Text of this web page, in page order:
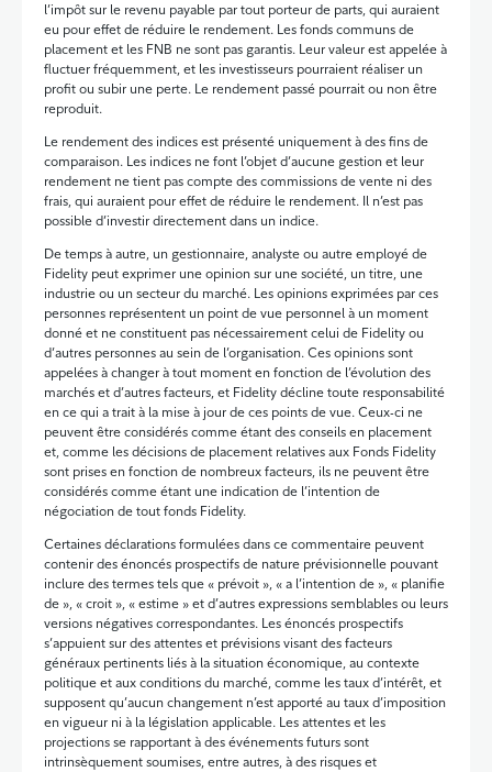
l’impôt sur le revenu payable par tout porteur de parts, qui auraient
eu pour effet de réduire le rendement. Les fonds communs de
placement et les FNB ne sont pas garantis. Leur valeur est appelée à
fluctuer fréquemment, et les investisseurs pourraient réaliser un
profit ou subir une perte. Le rendement passé pourrait ou non être
reproduit.
Le rendement des indices est présenté uniquement à des fins de
comparaison. Les indices ne font l’objet d’aucune gestion et leur
rendement ne tient pas compte des commissions de vente ni des
frais, qui auraient pour effet de réduire le rendement. Il n’est pas
possible d’investir directement dans un indice.
De temps à autre, un gestionnaire, analyste ou autre employé de
Fidelity peut exprimer une opinion sur une société, un titre, une
industrie ou un secteur du marché. Les opinions exprimées par ces
personnes représentent un point de vue personnel à un moment
donné et ne constituent pas nécessairement celui de Fidelity ou
d’autres personnes au sein de l’organisation. Ces opinions sont
appelées à changer à tout moment en fonction de l’évolution des
marchés et d’autres facteurs, et Fidelity décline toute responsabilité
en ce qui a trait à la mise à jour de ces points de vue. Ceux-ci ne
peuvent être considérés comme étant des conseils en placement
et, comme les décisions de placement relatives aux Fonds Fidelity
sont prises en fonction de nombreux facteurs, ils ne peuvent être
considérés comme étant une indication de l’intention de
négociation de tout fonds Fidelity.
Certaines déclarations formulées dans ce commentaire peuvent
contenir des énoncés prospectifs de nature prévisionnelle pouvant
inclure des termes tels que « prévoit », « a l’intention de », « planifie
de », « croit », « estime » et d’autres expressions semblables ou leurs
versions négatives correspondantes. Les énoncés prospectifs
s’appuient sur des attentes et prévisions visant des facteurs
généraux pertinents liés à la situation économique, au contexte
politique et aux conditions du marché, comme les taux d’intérêt, et
supposent qu’aucun changement n’est apporté au taux d’imposition
en vigueur ni à la législation applicable. Les attentes et les
projections se rapportant à des événements futurs sont
intrinsèquement soumises, entre autres, à des risques et